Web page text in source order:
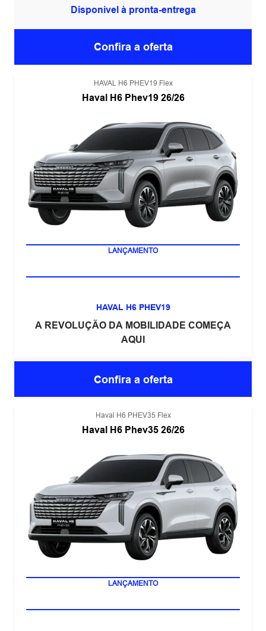
Disponível à pronta-entrega
Confira a oferta
HAVAL H6 PHEV19 Flex
Haval H6 Phev19 26/26
HAVAL H6 PHEV19
A REVOLUÇÃO DA MOBILIDADE COMEÇA
AQUI
Confira a oferta
Haval H6 PHEV35 Flex
Haval H6 Phev35 26/26